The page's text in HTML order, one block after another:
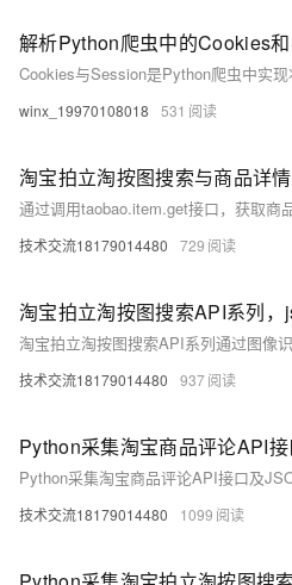
解析Python爬虫中的Cookies
winx_19970108018 531
淘宝拍立淘按图搜索与商品详
技术交流18179014480 729
淘宝拍立淘按图搜索API系列，
技术交流18179014480 937
Python采集淘宝商品评论API接口及
技术交流18179014480 1099